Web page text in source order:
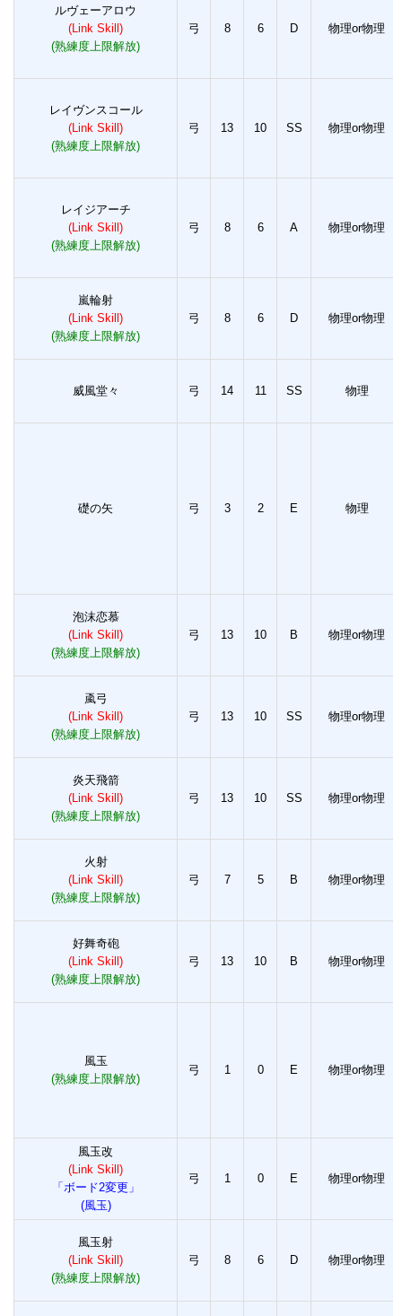
ルヴェーアロウ
(Link Skill)
(熟練度上限解放)
弓 8 6 D 物理or物理
レイヴンスコール
(Link Skill)
(熟練度上限解放)
弓 13 10 SS 物理or物理
レイジアーチ
(Link Skill)
(熟練度上限解放)
弓 8 6 A 物理or物理
嵐輪射
(Link Skill)
(熟練度上限解放)
弓 8 6 D 物理or物理
威風堂々 弓 14 11 SS 物理
礎の矢 弓 3 2 E 物理
泡沫恋慕
(Link Skill)
(熟練度上限解放)
弓 13 10 B 物理or物理
颪弓
(Link Skill)
(熟練度上限解放)
弓 13 10 SS 物理or物理
炎天飛箭
(Link Skill)
(熟練度上限解放)
弓 13 10 SS 物理or物理
火射
(Link Skill)
(熟練度上限解放)
弓 7 5 B 物理or物理
好舞奇砲
(Link Skill)
(熟練度上限解放)
弓 13 10 B 物理or物理
風玉
(熟練度上限解放)
弓 1 0 E 物理or物理
風玉改
(Link Skill)
「ボード2変更」
(風玉)
弓 1 0 E 物理or物理
風玉射
(Link Skill)
(熟練度上限解放)
弓 8 6 D 物理or物理